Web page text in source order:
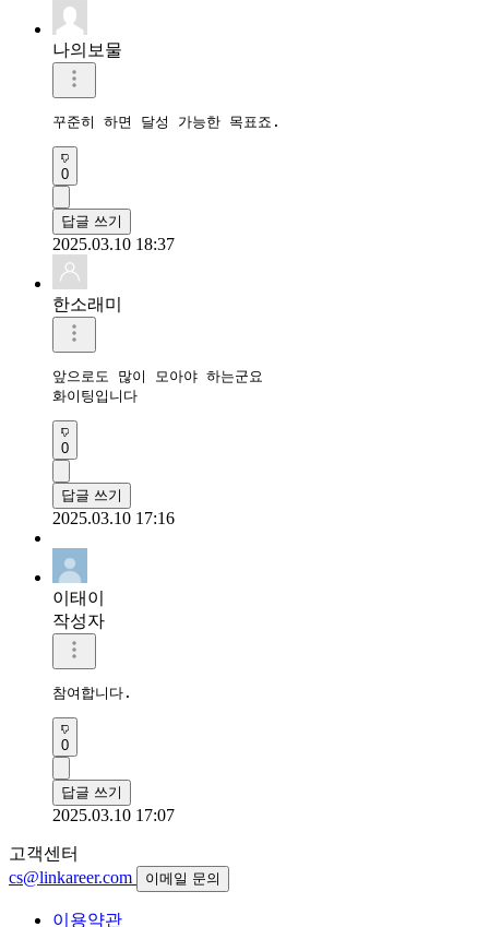
나의보물
꾸준히 하면 달성 가능한 목표죠.
0
답글 쓰기
2025.03.10 18:37
한소래미
앞으로도 많이 모아야 하는군요
화이팅입니다
0
답글 쓰기
2025.03.10 17:16
이태이
작성자
참여합니다.
0
답글 쓰기
2025.03.10 17:07
고객센터
cs@linkareer.com
이메일 문의
이용약관